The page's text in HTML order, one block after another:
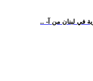
في لبنان من آ